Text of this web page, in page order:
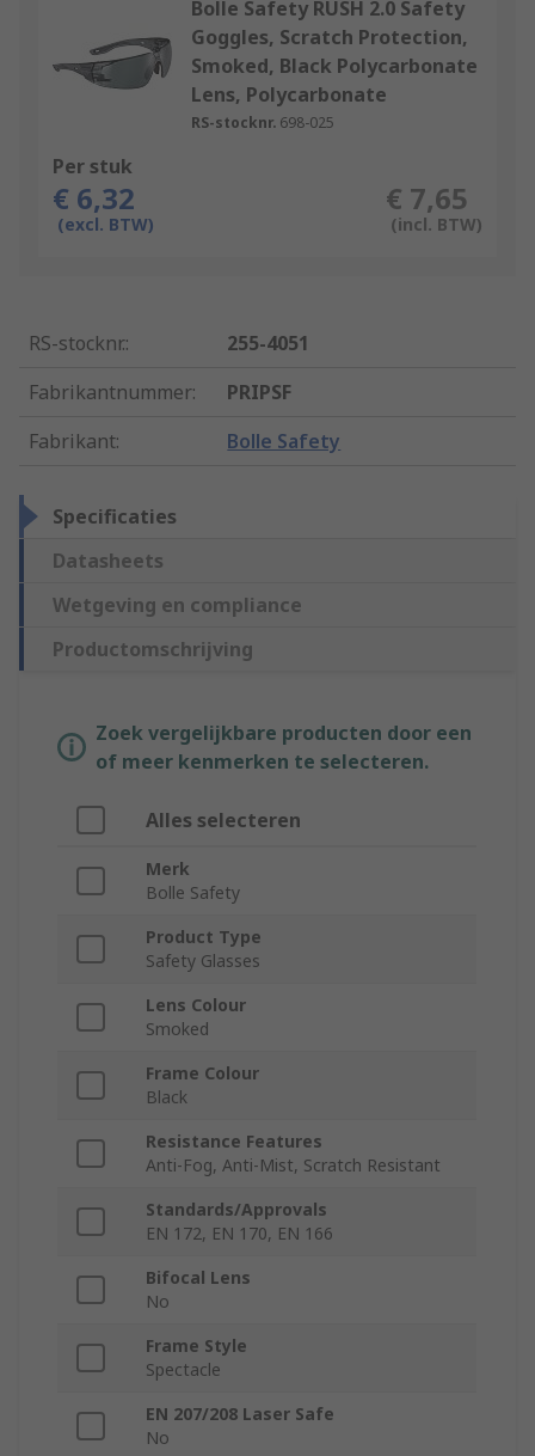
Bolle Safety RUSH 2.0 Safety
Goggles, Scratch Protection,
Smoked, Black Polycarbonate
Lens, Polycarbonate
RS-stocknr. 698-025
Per stuk
€ 6,32
(excl. BTW)
€ 7,65
(incl. BTW)
RS-stocknr.:
255-4051
Fabrikantnummer:
PRIPSF
Fabrikant: Bolle Safety
Specificaties
Datasheets
Wetgeving en compliance
Productomschrijving
Zoek vergelijkbare producten door een
of meer kenmerken te selecteren.
Alles selecteren
Merk
Bolle Safety
Product Type
Safety Glasses
Lens Colour
Smoked
Frame Colour
Black
Resistance Features
Anti-Fog, Anti-Mist, Scratch Resistant
Standards/Approvals
EN 172, EN 170, EN 166
Bifocal Lens
No
Frame Style
Spectacle
EN 207/208 Laser Safe
No